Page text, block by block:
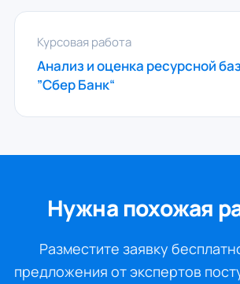
Курсовая работа
Анализ и оценка ресурсной
”Сбер Банк“
Нужна похожая
Разместите заявку
предложения от экспертов